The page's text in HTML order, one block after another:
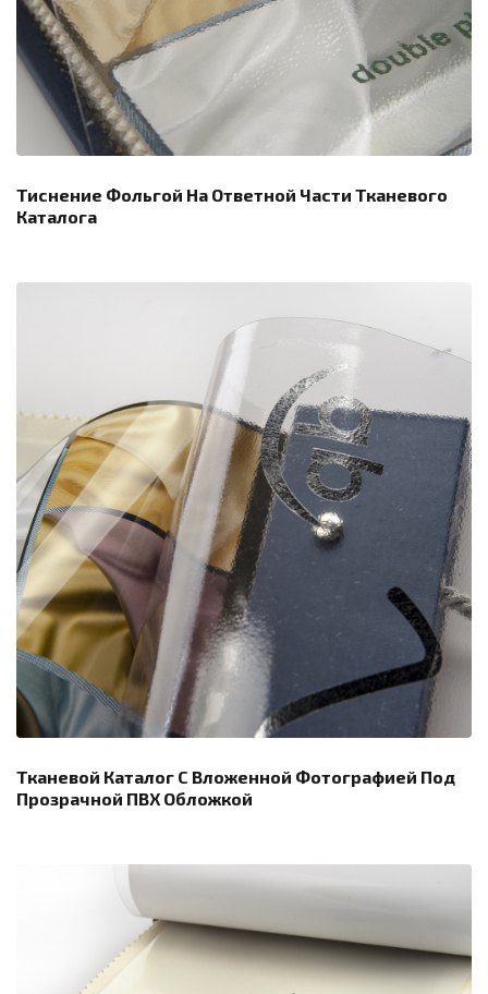
Тиснение Фольгой На Ответной Части Тканевого
Каталога
Тканевой Каталог С Вложенной Фотографией Под
Прозрачной ПВХ Обложкой